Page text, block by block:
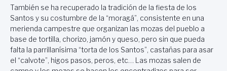
También se ha recuperado la tradición de la fiesta de los
Santos y su costumbre de la “moragá”, consistente en una
merienda campestre que organizan las mozas del pueblo a
base de tortilla, chorizo, jamón y queso, pero sin que pueda
falta la parrillanísima “torta de los Santos”, castañas para asar
el “calvote”, higos pasos, peros, etc… Las mozas salen de